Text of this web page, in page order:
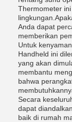
Thermometer
Anda dapat
memberikan
Untuk
Handheld ini
yang akan
membantu
bahwa
Secara
dapat
baik di rumah